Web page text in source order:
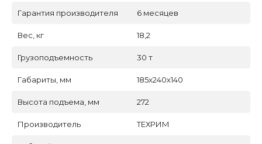
Гарантия производителя 6 месяцев
Вес, кг 18,2
Грузоподъемность 30 т
Габариты, мм 185x240x140
Высота подъема, мм 272
Производитель ТЕХРИМ